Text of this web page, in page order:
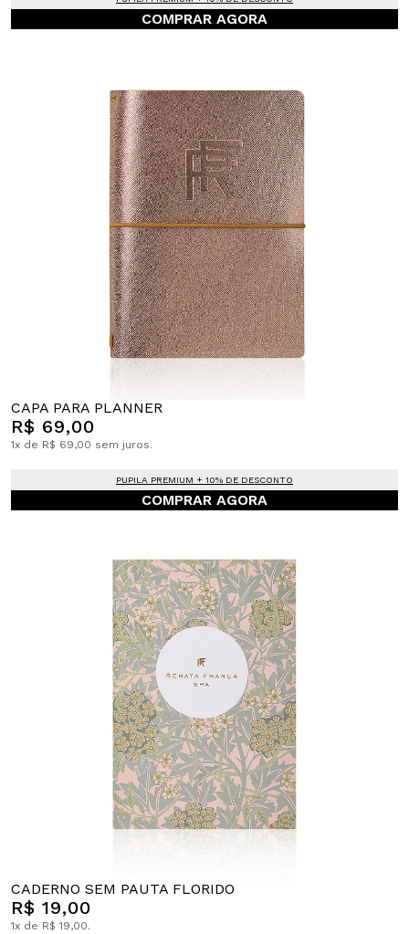
COMPRAR AGORA
CAPA PARA PLANNER
R$ 69,00
1x de R$ 69,00 sem juros.
PUPILA PREMIUM + 10% DE DESCONTO
COMPRAR AGORA
CADERNO SEM PAUTA FLORIDO
R$ 19,00
1x de R$ 19,00.